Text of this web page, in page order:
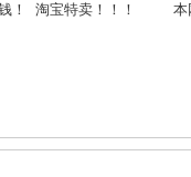
！
淘宝特卖！！！ 本